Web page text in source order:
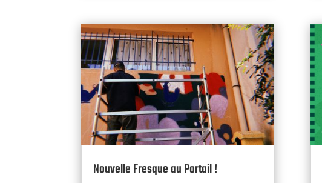
Nouvelle Fresque au Portail !